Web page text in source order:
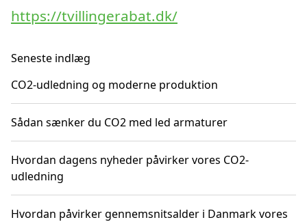
https://tvillingerabat.dk/
Seneste indlæg
CO2-udledning og moderne produktion
Sådan sænker du CO2 med led armaturer
Hvordan dagens nyheder påvirker vores CO2-
udledning
Hvordan påvirker gennemsnitsalder i Danmark vores